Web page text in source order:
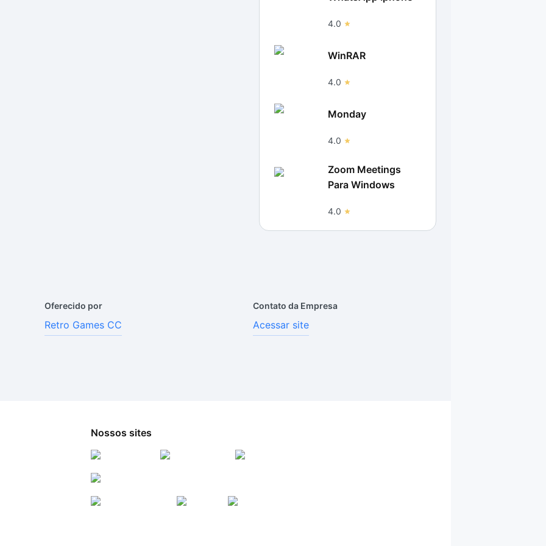
4.0
WinRAR
4.0
Monday
4.0
Zoom Meetings
Para Windows
4.0
Oferecido por
Retro Games CC
Contato da Empresa
Acessar site
Nossos sites